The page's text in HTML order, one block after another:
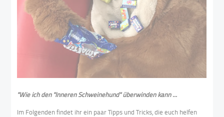
"Wie ich den "Inneren Schweinehund" überwinden kann ...
Im Folgenden findet ihr ein paar Tipps und Tricks, die euch helfen